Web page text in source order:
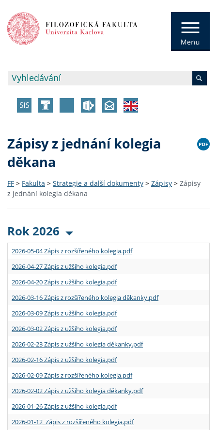
Zápisy z jednání kolegia
děkana
FF > Fakulta > Strategie a další dokumenty > Zápisy > Zápisy
z jednání kolegia děkana
Rok 2026
2026-05-04 Zápis z rozšířeného kolegia.pdf
2026-04-27 Zápis z užšího kolegia.pdf
2026-04-20 Zápis z užšího kolegia.pdf
2026-03-16 Zápis z rozšířeného kolegia děkanky.pdf
2026-03-09 Zápis z užšího kolegia.pdf
2026-03-02 Zápis z užšího kolegia.pdf
2026-02-23 Zápis z užšího kolegia děkanky.pdf
2026-02-16 Zápis z užšího kolegia.pdf
2026-02-09 Zápis z rozšířeného kolegia.pdf
2026-02-02 Zápis z užšího kolegia děkanky.pdf
2026-01-26 Zápis z užšího kolegia.pdf
2026-01-12 Zápis z rozšířeného kolegia.pdf